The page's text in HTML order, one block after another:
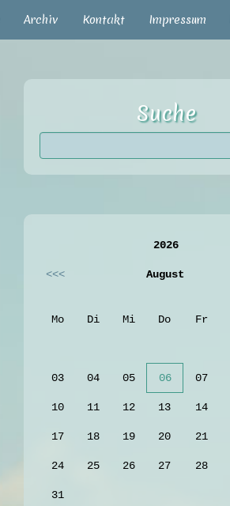
Archiv Kontakt Impressum
Suche
2026
<<< August
Mo Di Mi Do Fr
03 04 05 06 07
10 11 12 13 14
17 18 19 20 21
24 25 26 27 28
31